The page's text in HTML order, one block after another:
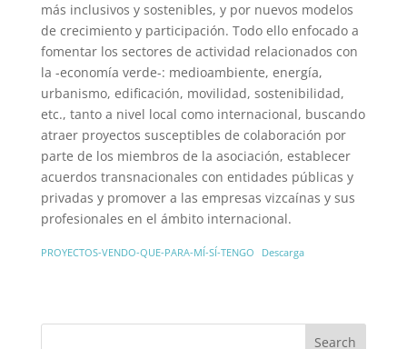
más inclusivos y sostenibles, y por nuevos modelos
de crecimiento y participación. Todo ello enfocado a
fomentar los sectores de actividad relacionados con
la -economía verde-: medioambiente, energía,
urbanismo, edificación, movilidad, sostenibilidad,
etc., tanto a nivel local como internacional, buscando
atraer proyectos susceptibles de colaboración por
parte de los miembros de la asociación, establecer
acuerdos transnacionales con entidades públicas y
privadas y promover a las empresas vizcaínas y sus
profesionales en el ámbito internacional.
PROYECTOS-VENDO-QUE-PARA-MÍ-SÍ-TENGO Descarga